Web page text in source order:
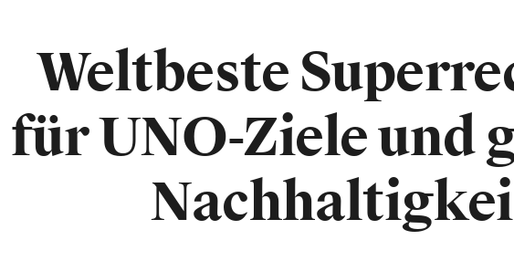
Weltbeste
für UNO-Ziele und